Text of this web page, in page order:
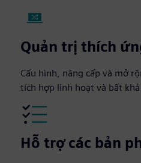
Quản trị thích
Cấu hình, nâng cấp và mở
tích hợp linh hoạt và bất
Hỗ trợ các bản